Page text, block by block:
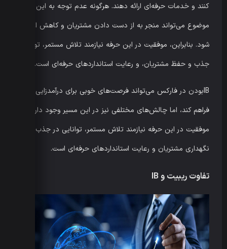
کنند و خدمات حرفه‌ای ارائه دهند. هرگونه عدم توجه به این
موضوع می‌تواند منجر به از دست دادن مشتریان و کاهش اعتبار
شود. بنابراین، موفقیت در این حرفه نیازمند تلاش مستمر، توانایی
جذب و حفظ مشتریان، و رعایت استانداردهای حرفه‌ای است.
IBبودن در فارکس می‌تواند فرصت‌های خوبی برای درآمدزایی
فراهم کند، اما چالش‌های مختلفی نیز در این مسیر وجود دارد.
موفقیت در این حرفه نیازمند تلاش مستمر، توانایی در جذب و
نگهداری مشتریان و رعایت استانداردهای حرفه‌ای است.
تفاوت ریبیت و IB